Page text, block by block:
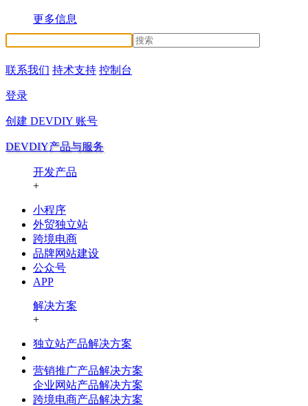
更多信息
联系我们 持术支持 控制台
登录
创建 DEVDIY 账号
DEVDIY产品与服务
开发产品
+
小程序
外贸独立站
跨境电商
品牌网站建设
公众号
APP
解决方案
+
独立站产品解决方案
营销推广产品解决方案
企业网站产品解决方案
跨境电商产品解决方案